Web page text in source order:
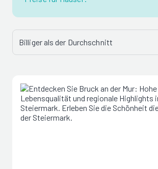
Billiger als der Durchschnitt